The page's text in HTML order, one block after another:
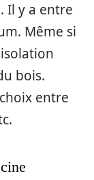
Il y a entre
Même si
bois.
entre